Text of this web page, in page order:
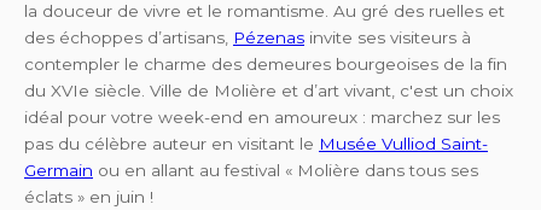
la douceur de vivre et le romantisme. Au gré des ruelles et
des échoppes d’artisans, Pézenas invite ses visiteurs à
contempler le charme des demeures bourgeoises de la fin
du XVIe siècle. Ville de Molière et d’art vivant, c'est un choix
idéal pour votre week-end en amoureux : marchez sur les
pas du célèbre auteur en visitant le Musée Vulliod Saint-
Germain ou en allant au festival « Molière dans tous ses
éclats » en juin !